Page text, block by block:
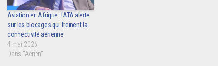
Aviation en Afrique : IATA alerte
sur les blocages qui freinent la
connectivité aérienne
4 mai 2026
Dans "Aérien"